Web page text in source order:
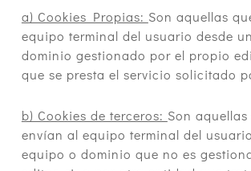
a) Cookies Propias: Son aquellas
equipo terminal del usuario desde
dominio gestionado por el propio
que se presta el servicio solicitado
b) Cookies de terceros: Son aquellas
envían al equipo terminal del
equipo o dominio que no es